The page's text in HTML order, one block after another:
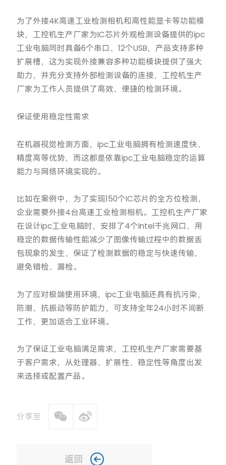
为了外接4K高速工业检测相机和高性能显卡等功能模
块，工控机生产厂家为IC芯片外观检测设备提供的ipc
工业电脑同时具备6个串口、12个USB，产品支持多种
扩展槽，这为实现外接兼容多种功能模块提供了强大
助力，并充分支持外部检测设备的连接，工控机生产
厂家为工作人员提供了高效、便捷的检测环境。
保证使用稳定性需求
在机器视觉检测方面，ipc工业电脑拥有检测速度快、
精度高等优势，而这都是依靠ipc工业电脑稳定的运算
能力与网络环境实现的。
比如在案例中，为了实现150个IC芯片的全方位检测，
企业需要外接4台高速工业检测相机。工控机生产厂家
在设计ipc工业电脑时，安排了4个Intel千兆网口，用
稳定的数据传输性能减少了图像传输过程中的数据丢
包现象的发生，保证了检测数据的稳定与快速传输，
避免错检、漏检。
为了应对极端使用环境，ipc工业电脑还具有抗污染，
防潮、抗振动等防护能力，可支持全年24小时不间断
工作，更加适合工业环境。
为了保证工业电脑满足需求，工控机生产厂家需要基
于客户需求，从处理器、扩展性、稳定性等角度出发
来选择或配置产品。
分享至
返回